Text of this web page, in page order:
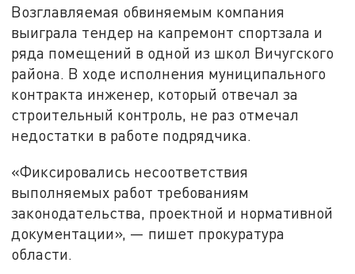
Возглавляемая обвиняемым компания
выиграла тендер на капремонт спортзала и
ряда помещений в одной из школ Вичугского
района. В ходе исполнения муниципального
контракта инженер, который отвечал за
строительный контроль, не раз отмечал
недостатки в работе подрядчика.
«Фиксировались несоответствия
выполняемых работ требованиям
законодательства, проектной и нормативной
документации», — пишет прокуратура
области.